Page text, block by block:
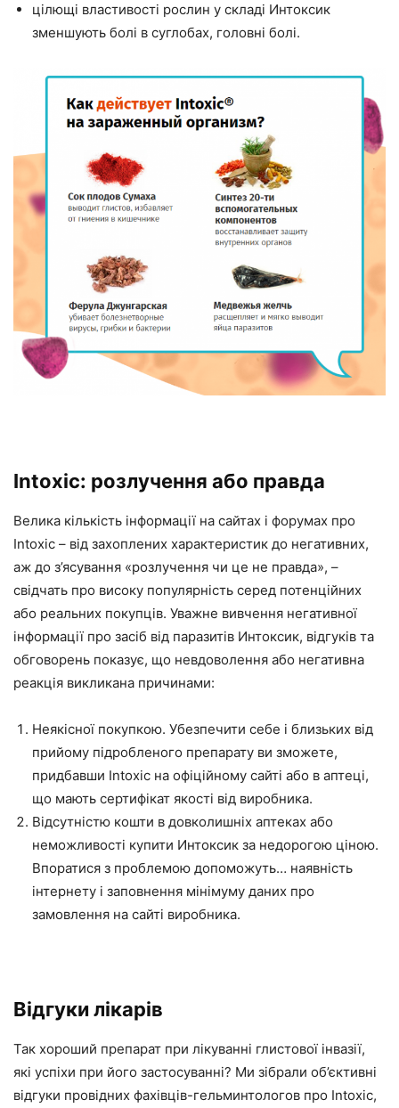
цілющі властивості рослин у складі Интоксик
зменшують болі в суглобах, головні болі.
Intoxic: розлучення або правда
Велика кількість інформації на сайтах і форумах про
Intoxic – від захоплених характеристик до негативних,
аж до з’ясування «розлучення чи це не правда», –
свідчать про високу популярність серед потенційних
або реальних покупців. Уважне вивчення негативної
інформації про засіб від паразитів Интоксик, відгуків та
обговорень показує, що невдоволення або негативна
реакція викликана причинами:
Неякісної покупкою. Убезпечити себе і близьких від
прийому підробленого препарату ви зможете,
придбавши Intoxic на офіційному сайті або в аптеці,
що мають сертифікат якості від виробника.
Відсутністю кошти в довколишніх аптеках або
неможливості купити Интоксик за недорогою ціною.
Впоратися з проблемою допоможуть… наявність
інтернету і заповнення мінімуму даних про
замовлення на сайті виробника.
Відгуки лікарів
Так хороший препарат при лікуванні глистової інвазії,
які успіхи при його застосуванні? Ми зібрали об’єктивні
відгуки провідних фахівців-гельминтологов про Intoxic,